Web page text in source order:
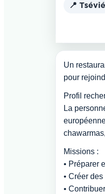
📍 Tsévié
Un
pour
Profil
La
Missions :
• Préparer
• Créer
•